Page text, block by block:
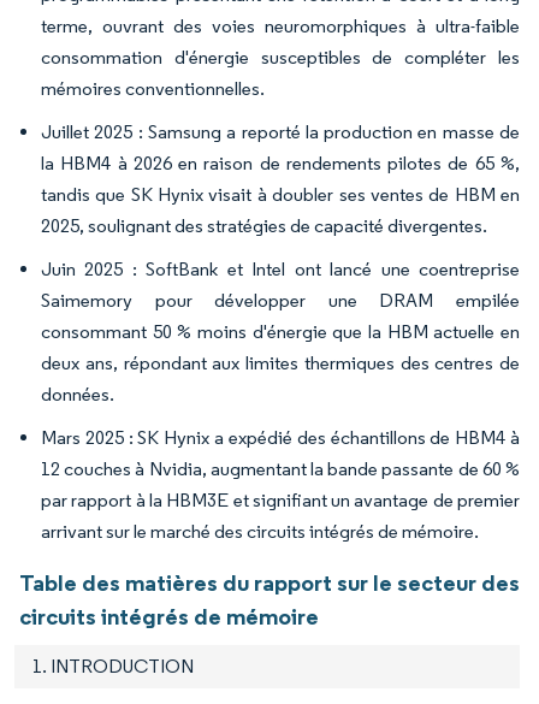
terme, ouvrant des voies neuromorphiques à ultra-faible
consommation d'énergie susceptibles de compléter les
mémoires conventionnelles.
Juillet 2025 : Samsung a reporté la production en masse de
la HBM4 à 2026 en raison de rendements pilotes de 65 %,
tandis que SK Hynix visait à doubler ses ventes de HBM en
2025, soulignant des stratégies de capacité divergentes.
Juin 2025 : SoftBank et Intel ont lancé une coentreprise
Saimemory pour développer une DRAM empilée
consommant 50 % moins d'énergie que la HBM actuelle en
deux ans, répondant aux limites thermiques des centres de
données.
Mars 2025 : SK Hynix a expédié des échantillons de HBM4 à
12 couches à Nvidia, augmentant la bande passante de 60 %
par rapport à la HBM3E et signifiant un avantage de premier
arrivant sur le marché des circuits intégrés de mémoire.
Table des matières du rapport sur le secteur des
circuits intégrés de mémoire
1. INTRODUCTION